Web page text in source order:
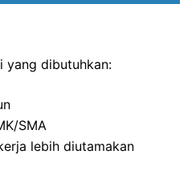
yang dibutuhkan:
SMA
lebih diutamakan